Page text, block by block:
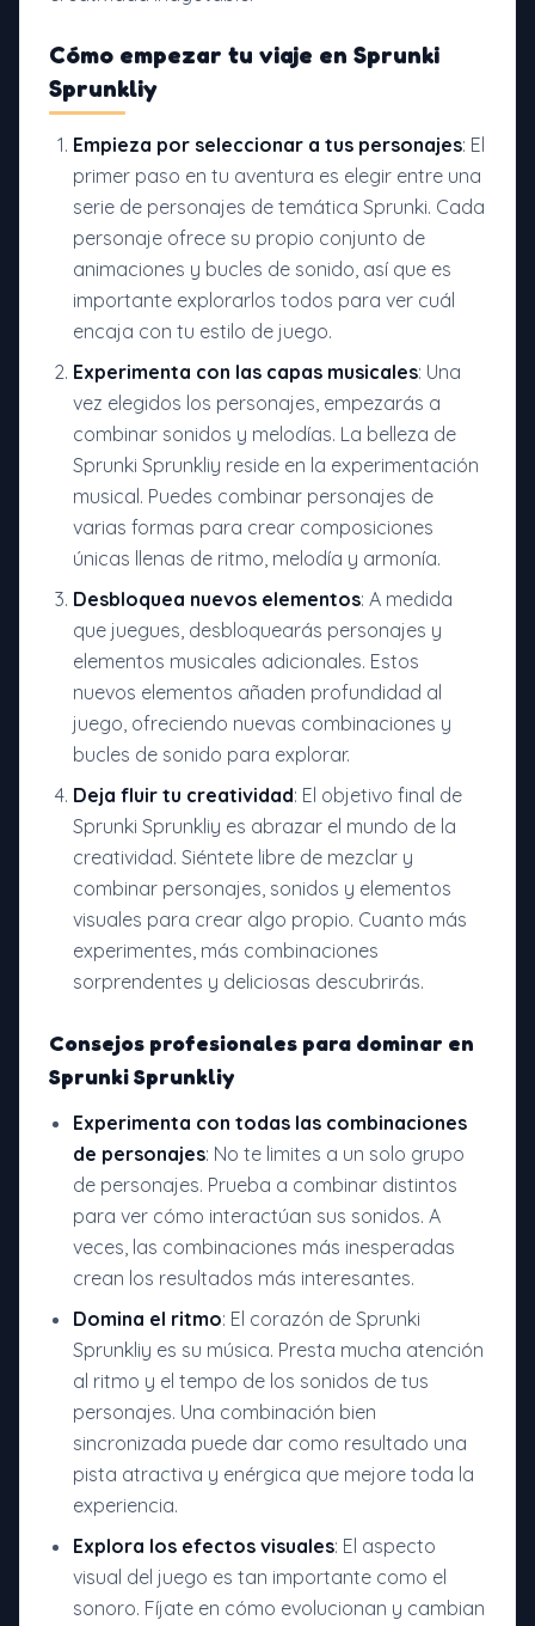
Cómo empezar tu viaje en Sprunki
Sprunkliy
Empieza por seleccionar a tus personajes: El
primer paso en tu aventura es elegir entre una
serie de personajes de temática Sprunki. Cada
personaje ofrece su propio conjunto de
animaciones y bucles de sonido, así que es
importante explorarlos todos para ver cuál
encaja con tu estilo de juego.
Experimenta con las capas musicales: Una
vez elegidos los personajes, empezarás a
combinar sonidos y melodías. La belleza de
Sprunki Sprunkliy reside en la experimentación
musical. Puedes combinar personajes de
varias formas para crear composiciones
únicas llenas de ritmo, melodía y armonía.
Desbloquea nuevos elementos: A medida
que juegues, desbloquearás personajes y
elementos musicales adicionales. Estos
nuevos elementos añaden profundidad al
juego, ofreciendo nuevas combinaciones y
bucles de sonido para explorar.
Deja fluir tu creatividad: El objetivo final de
Sprunki Sprunkliy es abrazar el mundo de la
creatividad. Siéntete libre de mezclar y
combinar personajes, sonidos y elementos
visuales para crear algo propio. Cuanto más
experimentes, más combinaciones
sorprendentes y deliciosas descubrirás.
Consejos profesionales para dominar en
Sprunki Sprunkliy
Experimenta con todas las combinaciones
de personajes: No te limites a un solo grupo
de personajes. Prueba a combinar distintos
para ver cómo interactúan sus sonidos. A
veces, las combinaciones más inesperadas
crean los resultados más interesantes.
Domina el ritmo: El corazón de Sprunki
Sprunkliy es su música. Presta mucha atención
al ritmo y el tempo de los sonidos de tus
personajes. Una combinación bien
sincronizada puede dar como resultado una
pista atractiva y enérgica que mejore toda la
experiencia.
Explora los efectos visuales: El aspecto
visual del juego es tan importante como el
sonoro. Fíjate en cómo evolucionan y cambian